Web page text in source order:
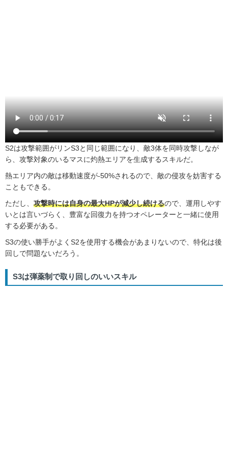
S2は攻撃範囲がリンS3と同じ範囲になり、敵3体を同時攻撃しなが
ら、攻撃対象のいるマスに灼熱エリアを生成するスキルだ。
熱エリア内の敵は移動速度が-50%されるので、敵の侵攻を妨害する
こともできる。
ただし、 攻撃時には自身の最大HPが減少し続けるので、運用しやす
いとは言いづらく、豊富な回復力を持つオペレーターと一緒に使用
する必要がある。
S3の使い勝手がよくS2を使用する機会があまりないので、特化は後
回しで問題ないだろう。
S3は弾薬制で取り回しのいいスキル